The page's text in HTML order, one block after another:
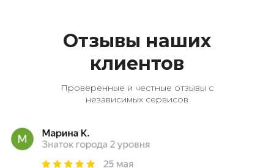
Отзывы наших
клиентов
Проверенные и честные отзывы с
независимых сервисов